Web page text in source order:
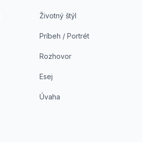
Životný štýl
Príbeh / Portrét
Rozhovor
Esej
Úvaha